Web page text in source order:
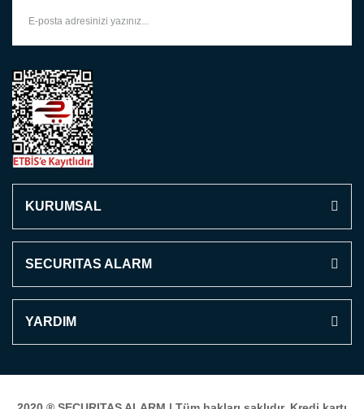
KURUMSAL
SECURITAS ALARM
YARDIM